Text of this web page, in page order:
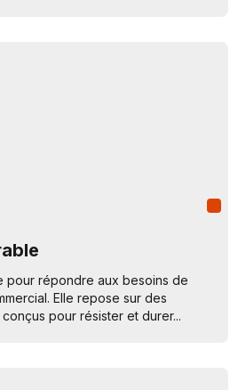
pour répondre aux besoins de
Elle repose sur des
pour résister et durer...